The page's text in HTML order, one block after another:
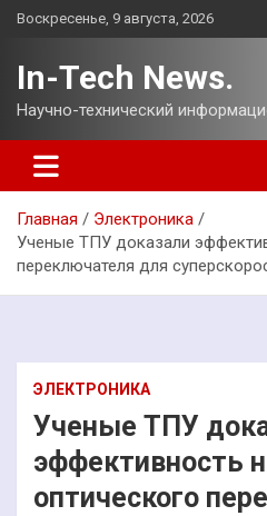
Перейти
Воскресенье, 9 августа, 2026
In-Tech News.
Научно-технический
Главная
Электроника
Ученые ТПУ доказали
переключателя для
ЭЛЕКТРОНИКА
Ученые ТПУ
эффективность
оптического